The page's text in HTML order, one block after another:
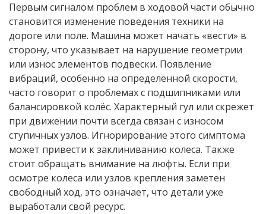
Первым сигналом проблем в ходовой части обычно
становится изменение поведения техники на
дороге или поле. Машина может начать «вести» в
сторону, что указывает на нарушение геометрии
или износ элементов подвески. Появление
вибраций, особенно на определённой скорости,
часто говорит о проблемах с подшипниками или
балансировкой колёс. Характерный гул или скрежет
при движении почти всегда связан с износом
ступичных узлов. Игнорирование этого симптома
может привести к заклиниванию колеса. Также
стоит обращать внимание на люфты. Если при
осмотре колеса или узлов крепления заметен
свободный ход, это означает, что детали уже
выработали свой ресурс.